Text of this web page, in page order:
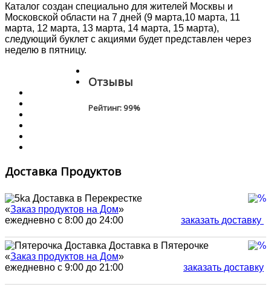
Каталог создан специально для жителей Москвы и
Московской области на 7 дней (9 марта,10 марта, 11
марта, 12 марта, 13 марта, 14 марта, 15 марта),
следующий буклет с акциями будет представлен через
неделю в пятницу.
Отзывы
Рейтинг: 99%
Доставка Продуктов
Доставка в Перекрестке
«Заказ продуктов на Дом»
ежедневно с 8:00 до 24:00
заказать доставку
Доставка в Пятерочке
«Заказ продуктов на Дом»
ежедневно с 9:00 до 21:00
заказать доставку